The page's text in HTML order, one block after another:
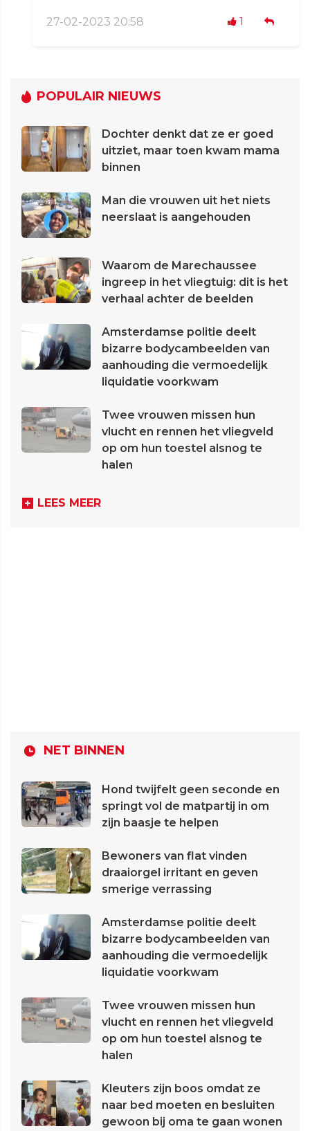
27-02-2023 20:58 1
POPULAIR NIEUWS
Dochter denkt dat ze er goed
uitziet, maar toen kwam mama
binnen
Man die vrouwen uit het niets
neerslaat is aangehouden
Waarom de Marechaussee
ingreep in het vliegtuig: dit is het
verhaal achter de beelden
Amsterdamse politie deelt
bizarre bodycambeelden van
aanhouding die vermoedelijk
liquidatie voorkwam
Twee vrouwen missen hun
vlucht en rennen het vliegveld
op om hun toestel alsnog te
halen
LEES MEER
NET BINNEN
Hond twijfelt geen seconde en
springt vol de matpartij in om
zijn baasje te helpen
Bewoners van flat vinden
draaiorgel irritant en geven
smerige verrassing
Amsterdamse politie deelt
bizarre bodycambeelden van
aanhouding die vermoedelijk
liquidatie voorkwam
Twee vrouwen missen hun
vlucht en rennen het vliegveld
op om hun toestel alsnog te
halen
Kleuters zijn boos omdat ze
naar bed moeten en besluiten
gewoon bij oma te gaan wonen